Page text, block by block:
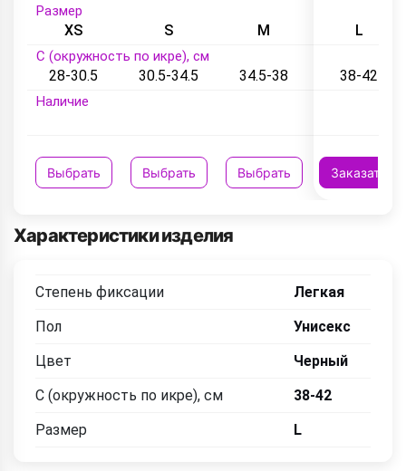
Размер
C (окружность по икре), см
Наличие
XS
28-30.5
Выбрать
S
30.5-34.5
Выбрать
M
34.5-38
Выбрать
L
38-42
Заказать
Характеристики изделия
Степень фиксации
Легкая
Пол
Унисекс
Цвет
Черный
C (окружность по икре), см
38-42
Размер
L